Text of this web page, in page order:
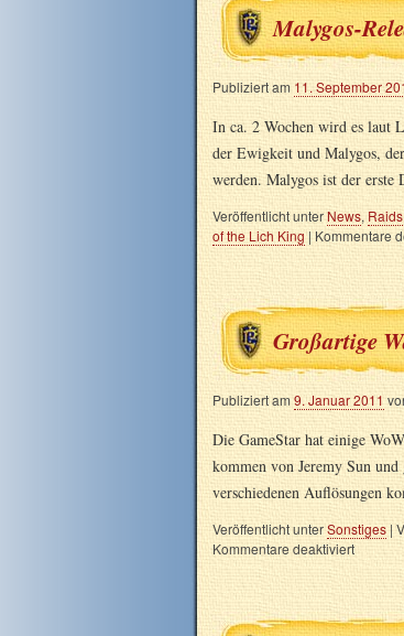
Malygos-
Publiziert am 11. September
In ca. 2 Wochen wird es laut
der Ewigkeit und Malygos,
werden. Malygos ist der erste
Veröffentlicht unterNews, Raids
of the Lich King | Kommentare
Großartige
Publiziert am9. Januar 2011
Die GameStar hat einige
kommen von Jeremy Sun
verschiedenen Auflösungen
Veröffentlicht unterSonstiges |
Kommentare deaktiviert